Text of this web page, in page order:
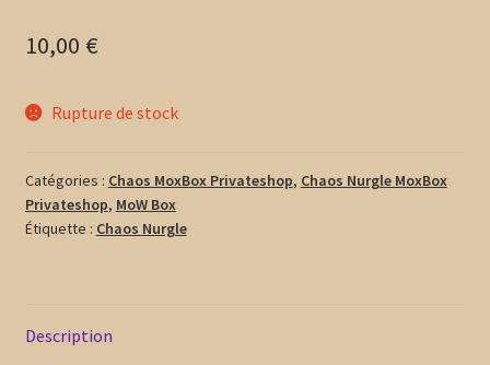
10,00 €
Rupture de stock
Catégories : Chaos MoxBox Privateshop, Chaos Nurgle MoxBox
Privateshop, MoW Box
Étiquette : Chaos Nurgle
Description